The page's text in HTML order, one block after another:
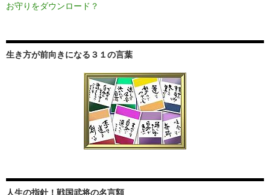
お守りをダウンロード？
生き方が前向きになる３１の言葉
人生の指針！戦国武将の名言額